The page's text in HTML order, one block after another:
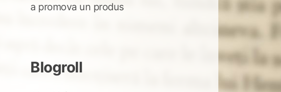
a promova un produs
Blogroll